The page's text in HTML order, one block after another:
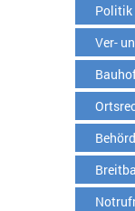
Politik
Ver-